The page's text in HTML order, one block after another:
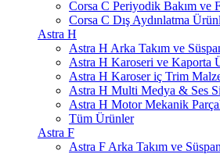
Corsa C Periyodik Bakım ve
Corsa C Dış Aydınlatma
Astra H
Astra H Arka Takım ve
Astra H Karoseri ve Kaporta
Astra H Karoser iç Trim
Astra H Multi Medya & Ses
Astra H Motor Mekanik
Tüm Ürünler
Astra F
Astra F Arka Takım ve